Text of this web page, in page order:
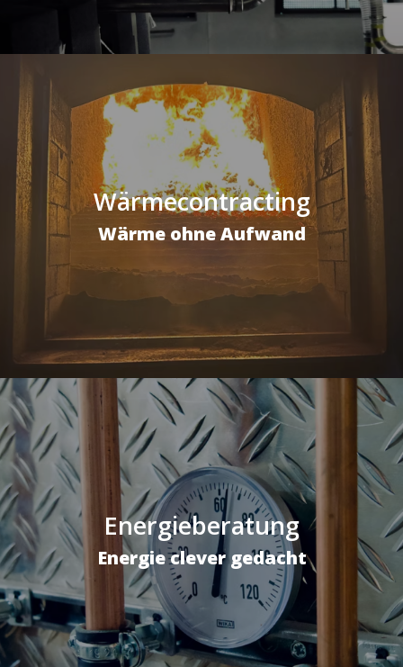
Wärmecontracting
Wärme ohne Aufwand
Energieberatung
Energie clever gedacht